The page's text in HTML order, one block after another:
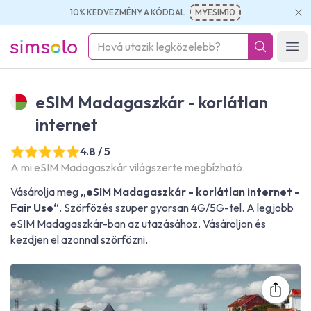
10% KEDVEZMÉNY A KÓDDAL MYESIM10
simsolo
eSIM Madagaszkár - korlátlan
internet
4.8 / 5
A mi eSIM Madagaszkár világszerte megbízható.
Vásárolja meg „eSIM Madagaszkár - korlátlan internet -
Fair Use“. Szörfözés szuper gyorsan 4G/5G-tel. A legjobb
eSIM Madagaszkár-ban az utazásához. Vásároljon és
kezdjen el azonnal szörfözni.